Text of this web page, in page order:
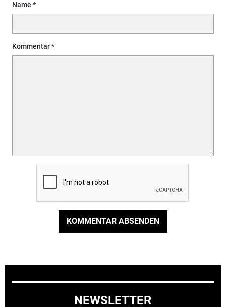
Name
Kommentar
KOMMENTAR ABSENDEN
NEWSLETTER